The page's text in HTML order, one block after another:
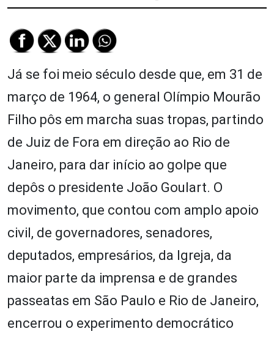
Já se foi meio século desde que, em 31 de
março de 1964, o general Olímpio Mourão
Filho pôs em marcha suas tropas, partindo
de Juiz de Fora em direção ao Rio de
Janeiro, para dar início ao golpe que
depôs o presidente João Goulart. O
movimento, que contou com amplo apoio
civil, de governadores, senadores,
deputados, empresários, da Igreja, da
maior parte da imprensa e de grandes
passeatas em São Paulo e Rio de Janeiro,
encerrou o experimento democrático